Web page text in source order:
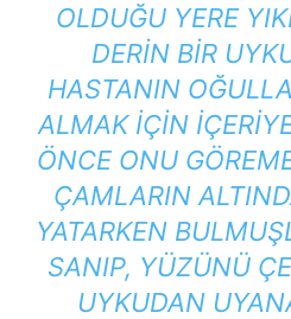
OLDUĞU YERE
DERIN BIR
HASTANIN
ALMAK IÇIN
ÖNCE ONU
ÇAMLARIN
YATARKEN
SANIP, YÜZÜNÜ
UYKUDAN